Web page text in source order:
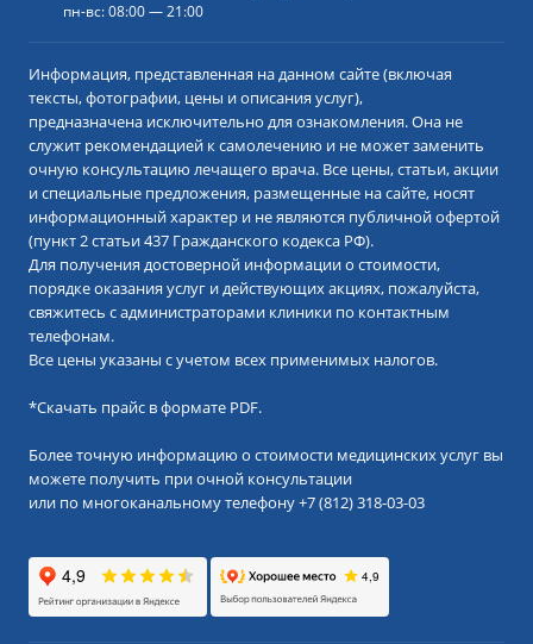
пн-вс: 08:00 — 21:00
Информация, представленная на данном сайте (включая
тексты, фотографии, цены и описания услуг),
предназначена исключительно для ознакомления. Она не
служит рекомендацией к самолечению и не может заменить
очную консультацию лечащего врача. Все цены, статьи, акции
и специальные предложения, размещенные на сайте, носят
информационный характер и не являются публичной офертой
(пункт 2 статьи 437 Гражданского кодекса РФ).
Для получения достоверной информации о стоимости,
порядке оказания услуг и действующих акциях, пожалуйста,
свяжитесь с администраторами клиники по контактным
телефонам.
Все цены указаны с учетом всех применимых налогов.
*Скачать прайс в формате PDF.
Более точную информацию о стоимости медицинских услуг вы
можете получить при очной консультации
или по многоканальному телефону+7 (812) 318-03-03